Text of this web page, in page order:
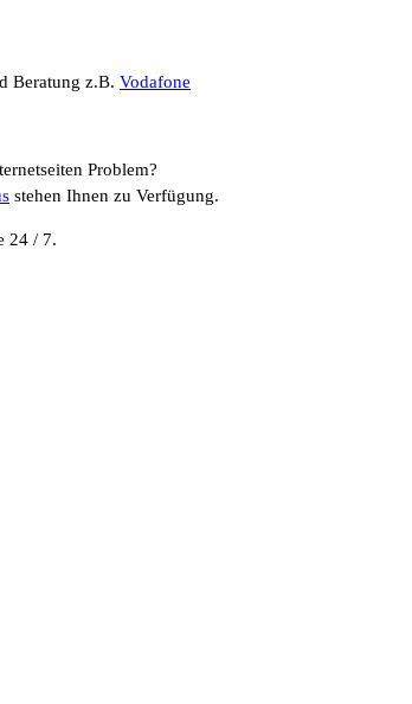
Beratung z.B. Vodafone
Problem?
stehen Ihnen zu Verfügung.
24 / 7.